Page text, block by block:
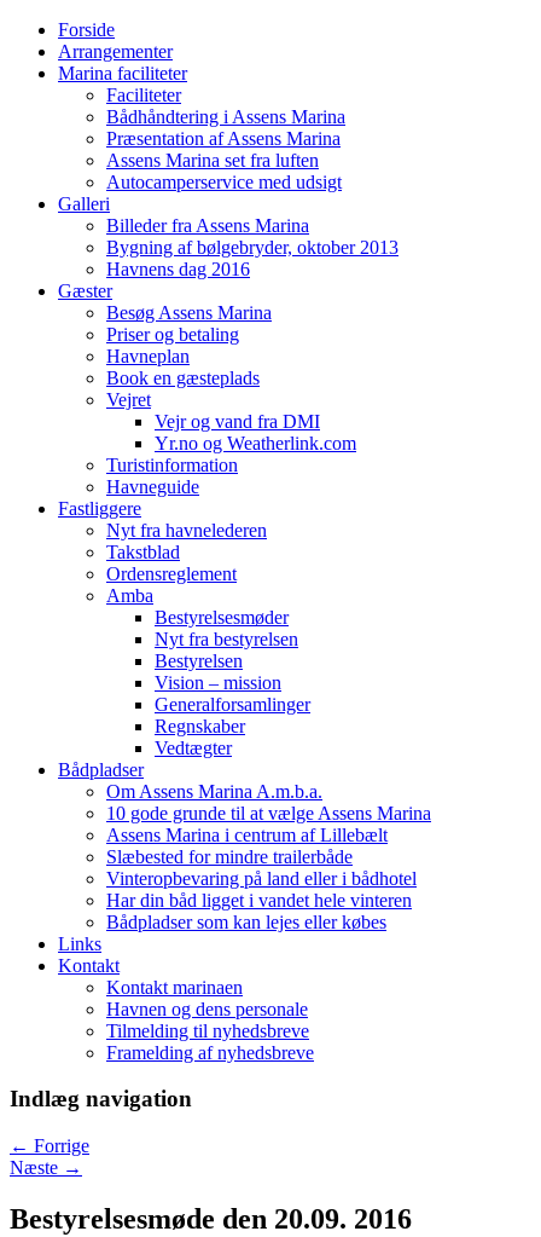
Forside
Arrangementer
Marina faciliteter
Faciliteter
Bådhåndtering i Assens Marina
Præsentation af Assens Marina
Assens Marina set fra luften
Autocamperservice med udsigt
Galleri
Billeder fra Assens Marina
Bygning af bølgebryder, oktober 2013
Havnens dag 2016
Gæster
Besøg Assens Marina
Priser og betaling
Havneplan
Book en gæsteplads
Vejret
Vejr og vand fra DMI
Yr.no og Weatherlink.com
Turistinformation
Havneguide
Fastliggere
Nyt fra havnelederen
Takstblad
Ordensreglement
Amba
Bestyrelsesmøder
Nyt fra bestyrelsen
Bestyrelsen
Vision – mission
Generalforsamlinger
Regnskaber
Vedtægter
Bådpladser
Om Assens Marina A.m.b.a.
10 gode grunde til at vælge Assens Marina
Assens Marina i centrum af Lillebælt
Slæbested for mindre trailerbåde
Vinteropbevaring på land eller i bådhotel
Har din båd ligget i vandet hele vinteren
Bådpladser som kan lejes eller købes
Links
Kontakt
Kontakt marinaen
Havnen og dens personale
Tilmelding til nyhedsbreve
Framelding af nyhedsbreve
Indlæg navigation
← Forrige
Næste →
Bestyrelsesmøde den 20.09. 2016